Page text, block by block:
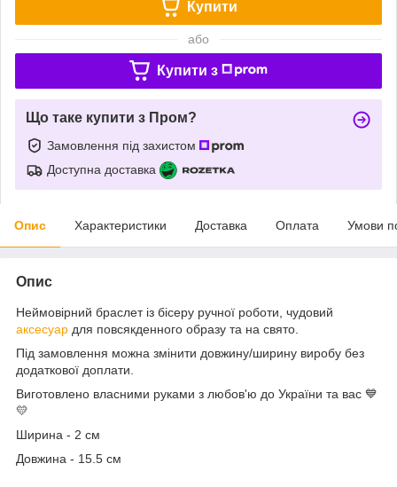
Купити
або
Купити з
Що таке купити з Пром?
Замовлення під захистом
Доступна доставка
Опис Характеристики Доставка Оплата Умови
Опис
Неймовірний браслет із бісеру ручної роботи, чудовий
аксесуар для повсякденного образу та на свято.
Під замовлення можна змінити довжину/ширину виробу без
додаткової доплати.
Виготовлено власними руками з любов'ю до України та вас 💙
💛
Ширина - 2 см
Довжина - 15.5 см